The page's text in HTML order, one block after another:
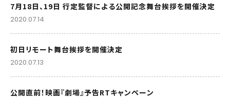
7月18日、19日 行定監督による公開記念舞台挨拶を開催決定
2020.07.14
初日リモート舞台挨拶を開催決定
2020.07.13
公開直前！映画『劇場』予告RTキャンペーン